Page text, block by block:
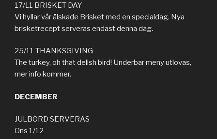
17/11 BRISKET DAY
Vi hyllar vår älskade Brisket med en specialdag. Nya
brisketrecept serveras endast denna dag.
25/11 THANKSGIVING
The turkey, oh that delish bird! Underbar meny utlovas,
mer info kommer.
DECEMBER
JULBORD SERVERAS
Ons 1/12